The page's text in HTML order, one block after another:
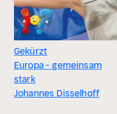
Gekürzt
Europa - gemeinsam
stark
Johannes Disselhoff